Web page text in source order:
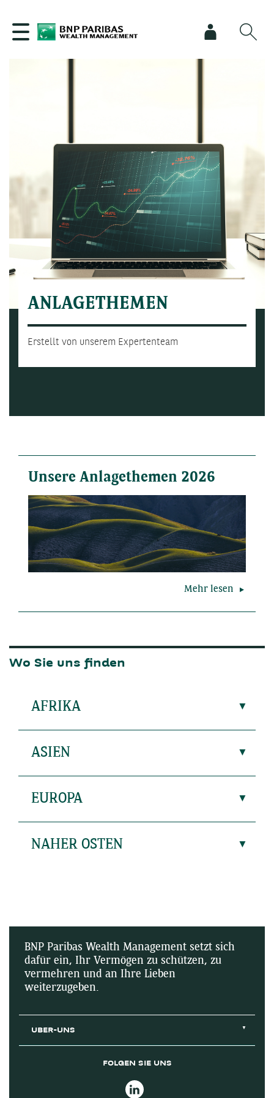
ANLAGETHEMEN
Erstellt von unserem Expertenteam
Unsere Anlagethemen 2026
Mehr lesen
Wo Sie uns finden
AFRIKA
ASIEN
EUROPA
NAHER OSTEN
BNP Paribas Wealth Management setzt sich
dafür ein, Ihr Vermögen zu schützen, zu
vermehren und an Ihre Lieben
weiterzugeben.
UBER-UNS
FOLGEN SIE UNS